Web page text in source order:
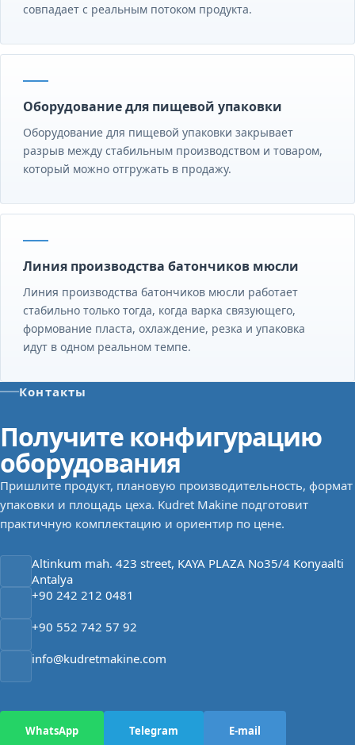
совпадает с реальным потоком продукта.
Оборудование для пищевой упаковки
Оборудование для пищевой упаковки закрывает
разрыв между стабильным производством и товаром,
который можно отгружать в продажу.
Линия производства батончиков мюсли
Линия производства батончиков мюсли работает
стабильно только тогда, когда варка связующего,
формование пласта, охлаждение, резка и упаковка
идут в одном реальном темпе.
Контакты
Получите конфигурацию
оборудования
Пришлите продукт, плановую производительность, формат
упаковки и площадь цеха. Kudret Makine подготовит
практичную комплектацию и ориентир по цене.
Altinkum mah. 423 street, KAYA PLAZA No35/4 Konyaalti
Antalya
+90 242 212 0481
+90 552 742 57 92
info@kudretmakine.com
WhatsApp Telegram E-mail